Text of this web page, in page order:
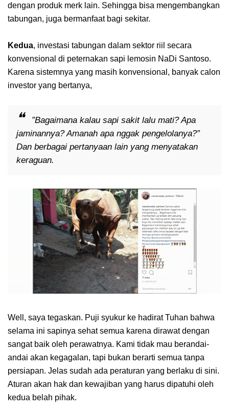
dengan produk merk lain. Sehingga bisa mengembangkan
tabungan, juga bermanfaat bagi sekitar.
Kedua, investasi tabungan dalam sektor riil secara
konvensional di peternakan sapi lemosin NaDi Santoso.
Karena sistemnya yang masih konvensional, banyak calon
investor yang bertanya,
”Bagaimana kalau sapi sakit lalu mati? Apa
jaminannya? Amanah apa nggak pengelolanya?”
Dan berbagai pertanyaan lain yang menyatakan
keraguan.
Well, saya tegaskan. Puji syukur ke hadirat Tuhan bahwa
selama ini sapinya sehat semua karena dirawat dengan
sangat baik oleh perawatnya. Kami tidak mau berandai-
andai akan kegagalan, tapi bukan berarti semua tanpa
persiapan. Jelas sudah ada peraturan yang berlaku di sini.
Aturan akan hak dan kewajiban yang harus dipatuhi oleh
kedua belah pihak.